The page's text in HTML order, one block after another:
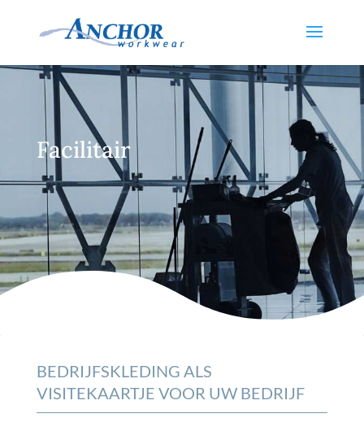
Facilitair
BEDRIJFSKLEDING ALS
VISITEKAARTJE VOOR UW BEDRIJF